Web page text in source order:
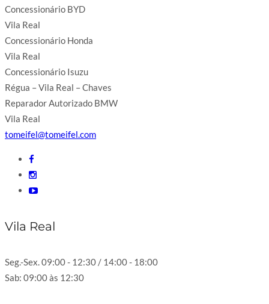
Concessionário BYD
Vila Real
Concessionário Honda
Vila Real
Concessionário Isuzu
Régua – Vila Real – Chaves
Reparador Autorizado BMW
Vila Real
tomeifel@tomeifel.com
Vila Real
Seg.-Sex. 09:00 - 12:30 / 14:00 - 18:00
Sab: 09:00 às 12:30